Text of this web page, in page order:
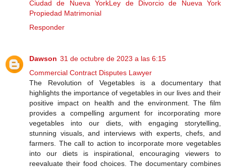
Ciudad de Nueva YorkLey de Divorcio de Nueva York
Propiedad Matrimonial
Responder
Dawson 31 de octubre de 2023 a las 6:15
Commercial Contract Disputes Lawyer
The Revolution of Vegetables is a documentary that
highlights the importance of vegetables in our lives and their
positive impact on health and the environment. The film
provides a compelling argument for incorporating more
vegetables into our diets, with engaging storytelling,
stunning visuals, and interviews with experts, chefs, and
farmers. The call to action to incorporate more vegetables
into our diets is inspirational, encouraging viewers to
reevaluate their food choices. The documentary combines